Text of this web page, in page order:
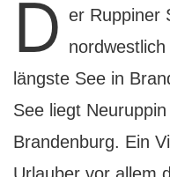
D er Ruppiner
längste See in
See liegt
Brandenburg. Ein